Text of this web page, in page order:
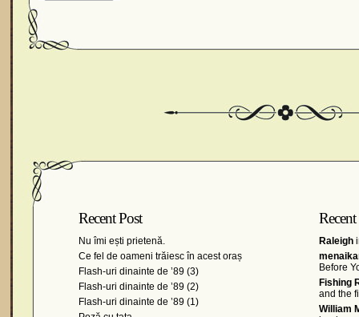
Recent Post
Nu îmi ești prietenă.
Ce fel de oameni trăiesc în acest oraș
Flash-uri dinainte de ’89 (3)
Flash-uri dinainte de ’89 (2)
Flash-uri dinainte de ’89 (1)
Raleigh
Before
Fishing
and the
William